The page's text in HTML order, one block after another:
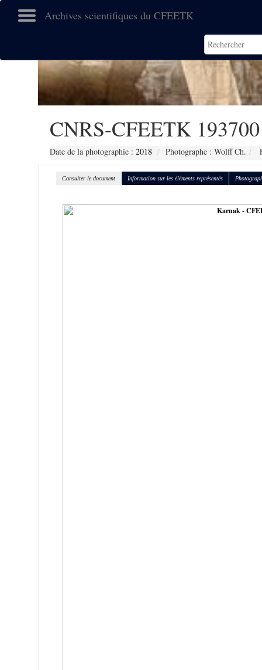
Archives scientifiques du CFEETK
CNRS-CFEETK 193700
Date de la photographie : 2018 Photographe : Wolff Ch.
Consulter le document Information sur les éléments représentés